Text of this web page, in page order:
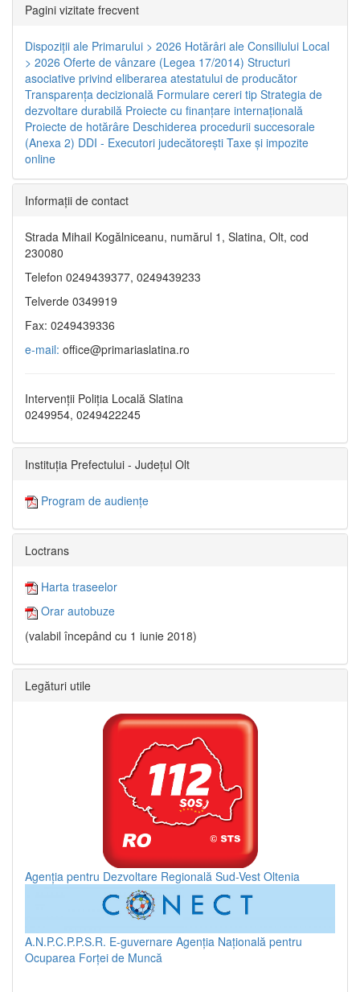
Pagini vizitate frecvent
Dispoziţii ale Primarului > 2026 Hotărâri ale Consiliului Local
> 2026 Oferte de vânzare (Legea 17/2014) Structuri
asociative privind eliberarea atestatului de producător
Transparenţa decizională Formulare cereri tip Strategia de
dezvoltare durabilă Proiecte cu finanţare internaţională
Proiecte de hotărâre Deschiderea procedurii succesorale
(Anexa 2) DDI - Executori judecătorești Taxe şi impozite
online
Informaţii de contact
Strada Mihail Kogălniceanu, numărul 1, Slatina, Olt, cod
230080
Telefon 0249439377, 0249439233
Telverde 0349919
Fax: 0249439336
e-mail: office@primariaslatina.ro
Intervenții Poliția Locală Slatina
0249954, 0249422245
Instituția Prefectului - Județul Olt
Program de audiențe
Loctrans
Harta traseelor
Orar autobuze
(valabil începând cu 1 iunie 2018)
Legături utile
Agenția pentru Dezvoltare Regională Sud-Vest Oltenia
A.N.P.C.P.P.S.R. E-guvernare Agenția Națională pentru
Ocuparea Forței de Muncă